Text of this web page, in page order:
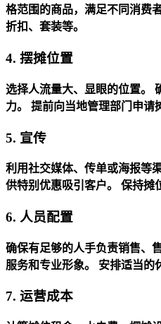
格范围的商品，满足不同消费
折扣、套装等。
4. 摆摊位置
选择人流量大、显眼的位置。
力。
提前向当地管理部门申请
5. 宣传
利用社交媒体、传单或海报等
供特别优惠吸引客户。
保持摊
6. 人员配置
确保有足够的人手负责销售、
服务和专业形象。
安排适当的
7. 运营成本